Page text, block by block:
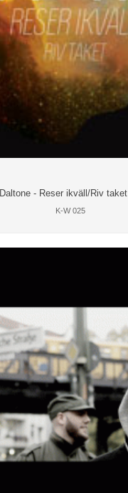
Daltone - Reser ikväll/Riv taket
K-W 025